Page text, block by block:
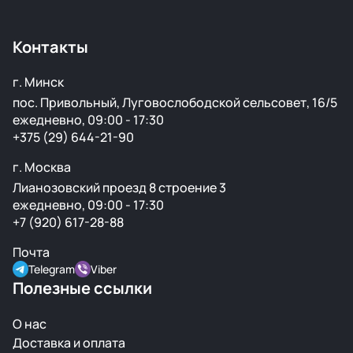
Контакты
г. Минск
пос. Привольный, Луговослободской сельсовет, 16/5
ежедневно, 09:00 - 17:30
+375 (29) 644-21-90
г. Москва
Лианозовский проезд 8 строение 3
ежедневно, 09:00 - 17:30
+7 (920) 617-28-88
Почта
Telegram Viber
Полезные ссылки
О нас
Доставка и оплата